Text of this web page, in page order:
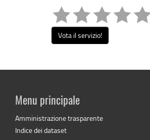
Vota il servizio!
Menu principale
Amministrazione trasparente
Indice dei dataset